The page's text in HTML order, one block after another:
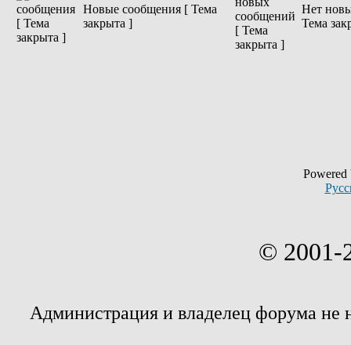
Новые сообщения [ Тема
закрыта ]
Нет
Тема
© 2001-
Администрация и владелец форума не